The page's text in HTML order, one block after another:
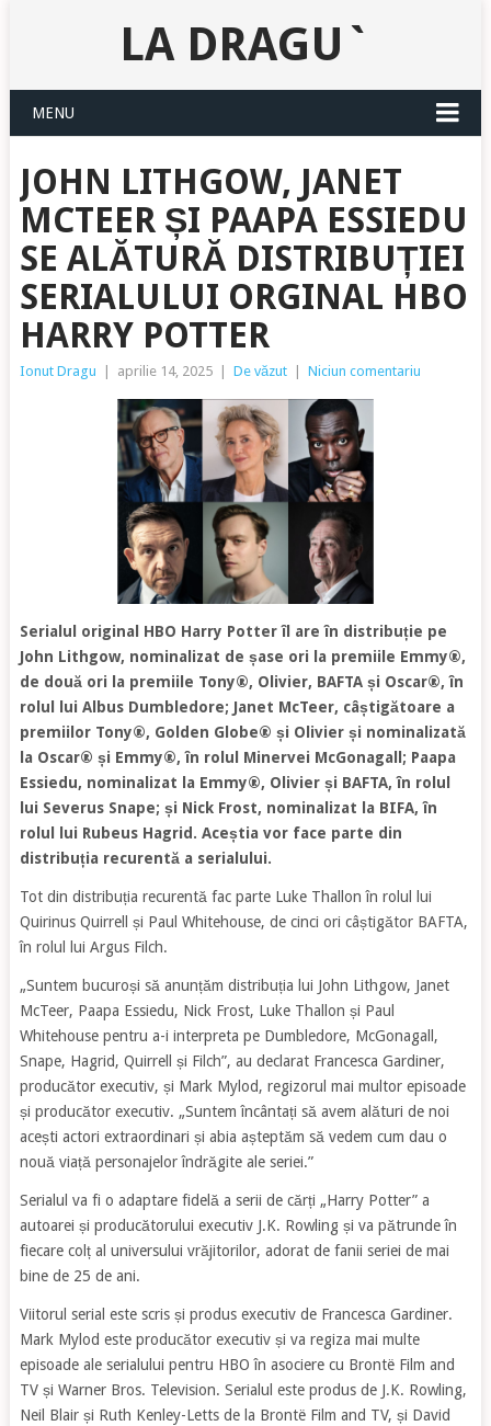
LA DRAGU`
MENU
JOHN LITHGOW, JANET
MCTEER ȘI PAAPA ESSIEDU
SE ALĂTURĂ DISTRIBUȚIEI
SERIALULUI ORGINAL HBO
HARRY POTTER
Ionut Dragu aprilie 14, 2025 De văzut Niciun comentariu
Serialul original HBO Harry Potter îl are în distribuție pe
John Lithgow, nominalizat de șase ori la premiile Emmy®,
de două ori la premiile Tony®, Olivier, BAFTA și Oscar®, în
rolul lui Albus Dumbledore; Janet McTeer, câștigătoare a
premiilor Tony®, Golden Globe® și Olivier și nominalizată
la Oscar® și Emmy®, în rolul Minervei McGonagall; Paapa
Essiedu, nominalizat la Emmy®, Olivier și BAFTA, în rolul
lui Severus Snape; și Nick Frost, nominalizat la BIFA, în
rolul lui Rubeus Hagrid. Aceștia vor face parte din
distribuția recurentă a serialului.
Tot din distribuția recurentă fac parte Luke Thallon în rolul lui
Quirinus Quirrell și Paul Whitehouse, de cinci ori câștigător BAFTA,
în rolul lui Argus Filch.
„Suntem bucuroși să anunțăm distribuția lui John Lithgow, Janet
McTeer, Paapa Essiedu, Nick Frost, Luke Thallon și Paul
Whitehouse pentru a-i interpreta pe Dumbledore, McGonagall,
Snape, Hagrid, Quirrell și Filch”, au declarat Francesca Gardiner,
producător executiv, și Mark Mylod, regizorul mai multor episoade
și producător executiv. „Suntem încântați să avem alături de noi
acești actori extraordinari și abia așteptăm să vedem cum dau o
nouă viață personajelor îndrăgite ale seriei.”
Serialul va fi o adaptare fidelă a serii de cărți „Harry Potter” a
autoarei și producătorului executiv J.K. Rowling și va pătrunde în
fiecare colț al universului vrăjitorilor, adorat de fanii seriei de mai
bine de 25 de ani.
Viitorul serial este scris și produs executiv de Francesca Gardiner.
Mark Mylod este producător executiv și va regiza mai multe
episoade ale serialului pentru HBO în asociere cu Brontë Film and
TV și Warner Bros. Television. Serialul este produs de J.K. Rowling,
Neil Blair și Ruth Kenley-Letts de la Brontë Film and TV, și David